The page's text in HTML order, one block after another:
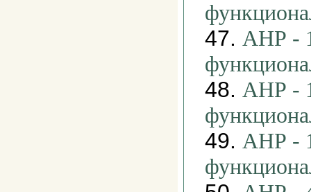
47. АНР -
48. АНР -
49. АНР -